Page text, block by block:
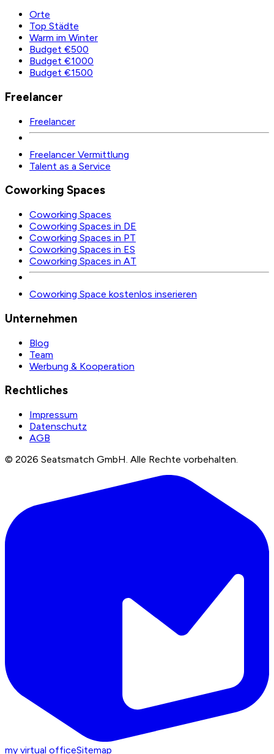
Orte
Top Städte
Warm im Winter
Budget €500
Budget €1000
Budget €1500
Freelancer
Freelancer
Freelancer Vermittlung
Talent as a Service
Coworking Spaces
Coworking Spaces
Coworking Spaces in DE
Coworking Spaces in PT
Coworking Spaces in ES
Coworking Spaces in AT
Coworking Space kostenlos inserieren
Unternehmen
Blog
Team
Werbung & Kooperation
Rechtliches
Impressum
Datenschutz
AGB
© 2026 Seatsmatch GmbH. Alle Rechte vorbehalten.
my virtual officeSitemap